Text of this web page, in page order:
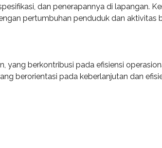
dan penerapannya di lapangan.
pertumbuhan penduduk dan aktivitas
berkontribusi pada efisiensi
berorientasi pada keberlanjutan dan